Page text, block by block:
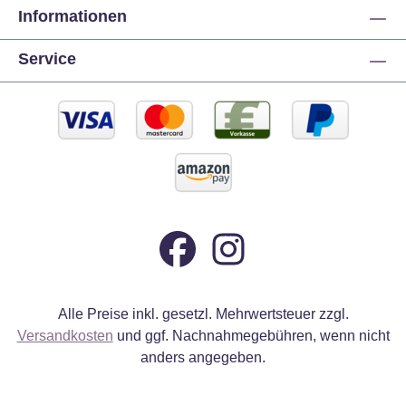
Informationen
Service
Alle Preise inkl. gesetzl. Mehrwertsteuer zzgl.
Versandkosten und ggf. Nachnahmegebühren, wenn nicht
anders angegeben.